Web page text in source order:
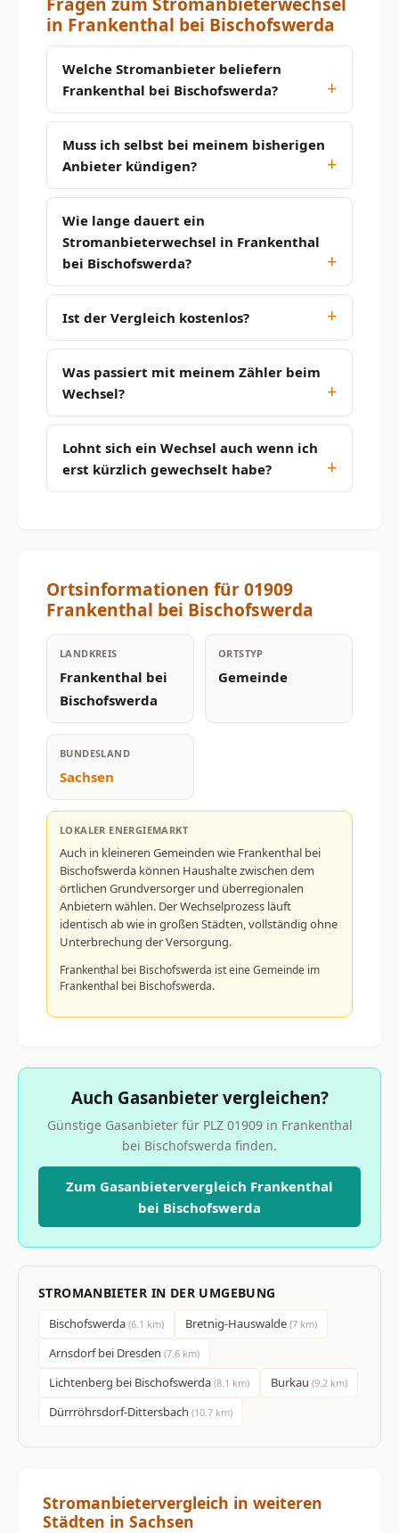
in Frankenthal bei Bischofswerda
Welche Stromanbieter beliefern
Frankenthal bei Bischofswerda?
Muss ich selbst bei meinem bisherigen
Anbieter kündigen?
Wie lange dauert ein
Stromanbieterwechsel in Frankenthal
bei Bischofswerda?
Ist der Vergleich kostenlos?
Was passiert mit meinem Zähler beim
Wechsel?
Lohnt sich ein Wechsel auch wenn ich
erst kürzlich gewechselt habe?
Ortsinformationen für 01909
Frankenthal bei Bischofswerda
LANDKREIS
Frankenthal bei
Bischofswerda
ORTSTYP
Gemeinde
BUNDESLAND
Sachsen
LOKALER ENERGIEMARKT
Auch in kleineren Gemeinden wie Frankenthal bei
Bischofswerda können Haushalte zwischen dem
örtlichen Grundversorger und überregionalen
Anbietern wählen. Der Wechselprozess läuft
identisch ab wie in großen Städten, vollständig ohne
Unterbrechung der Versorgung.
Frankenthal bei Bischofswerda ist eine Gemeinde im
Frankenthal bei Bischofswerda.
Auch Gasanbieter vergleichen?
Günstige Gasanbieter für PLZ 01909 in Frankenthal
bei Bischofswerda finden.
Zum Gasanbietervergleich Frankenthal
bei Bischofswerda
STROMANBIETER IN DER UMGEBUNG
Bischofswerda (6.1 km) Bretnig-Hauswalde (7 km)
Arnsdorf bei Dresden (7.6 km)
Lichtenberg bei Bischofswerda (8.1 km) Burkau (9.2 km)
Dürrröhrsdorf-Dittersbach (10.7 km)
Stromanbietervergleich in weiteren
Städten in Sachsen